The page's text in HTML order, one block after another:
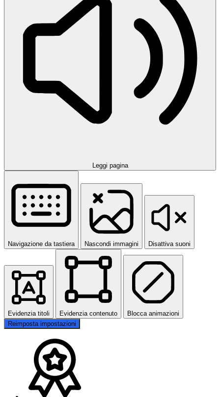
Leggi pagina
Navigazione da tastiera Nascondi immagini Disattiva suoni
Evidenzia titoli Evidenzia contenuto
Blocca animazioni
Reimposta impostazioni